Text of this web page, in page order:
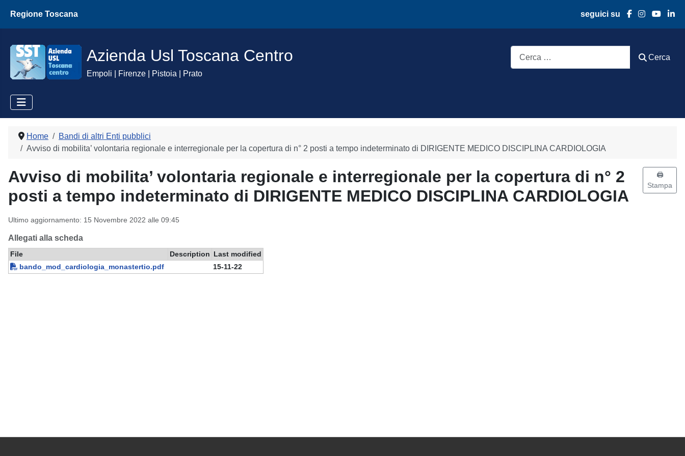
Regione Toscana seguici su
Azienda Usl Toscana Centro
Empoli | Firenze | Pistoia | Prato
Cerca
Home
Bandi di altri Enti pubblici
Avviso di mobilita’ volontaria regionale e interregionale per la copertura di n° 2 posti a tempo indeterminato di DIRIGENTE MEDICO DISCIPLINA CARDIOLOGIA
Avviso di mobilita’ volontaria regionale e interregionale per la copertura di n° 2
posti a tempo indeterminato di DIRIGENTE MEDICO DISCIPLINA CARDIOLOGIA
Ultimo aggiornamento: 15 Novembre 2022 alle 09:45
🖨️
Stampa
Allegati alla scheda
File Description Last modified
bando_mod_cardiologia_monastertio.pdf
15-11-22